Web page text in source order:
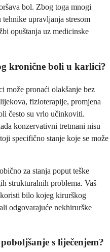
bol. Zbog toga mnogi
upravljanja stresom
opuštanja uz medicinske
kronične boli u karlici?
može pronaći olakšanje bez
fizioterapije, promjena
često su vrlo učinkoviti.
konzervativni tretmani nisu
specifično stanje koje se može
za stanja poput teške
strukturalnih problema. Vaš
bilo kojeg kirurškog
odgovarajuće nekhirurške
s liječenjem?